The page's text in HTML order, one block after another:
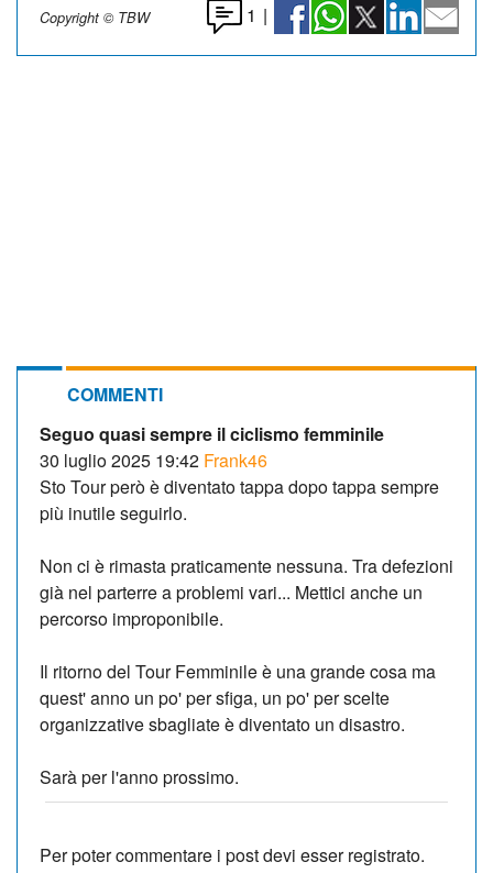
Copyright © TBW 1 |
COMMENTI
Seguo quasi sempre il ciclismo femminile
30 luglio 2025 19:42 Frank46
Sto Tour però è diventato tappa dopo tappa sempre
più inutile seguirlo.
Non ci è rimasta praticamente nessuna. Tra defezioni
già nel parterre a problemi vari... Mettici anche un
percorso improponibile.
Il ritorno del Tour Femminile è una grande cosa ma
quest' anno un po' per sfiga, un po' per scelte
organizzative sbagliate è diventato un disastro.
Sarà per l'anno prossimo.
Per poter commentare i post devi esser registrato.